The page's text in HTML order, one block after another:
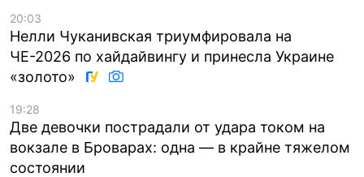
20:03
Нелли Чуканивская триумфировала на
ЧЕ-2026 по хайдайвингу и принесла Украине
«золото»
19:28
Две девочки пострадали от удара током на
вокзале в Броварах: одна — в крайне тяжелом
состоянии